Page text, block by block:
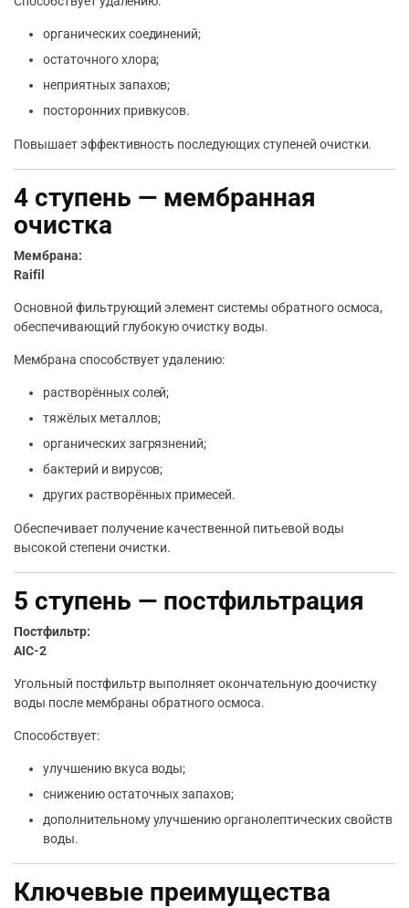
органических соединений;
остаточного хлора;
неприятных запахов;
посторонних привкусов.
Повышает эффективность последующих ступеней очистки.
4 ступень — мембранная
очистка
Мембрана:
Raifil
Основной фильтрующий элемент системы обратного осмоса,
обеспечивающий глубокую очистку воды.
Мембрана способствует удалению:
растворённых солей;
тяжёлых металлов;
органических загрязнений;
бактерий и вирусов;
других растворённых примесей.
Обеспечивает получение качественной питьевой воды
высокой степени очистки.
5 ступень — постфильтрация
Постфильтр:
AIC-2
Угольный постфильтр выполняет окончательную доочистку
воды после мембраны обратного осмоса.
Способствует:
улучшению вкуса воды;
снижению остаточных запахов;
дополнительному улучшению органолептических свойств
воды.
Ключевые преимущества